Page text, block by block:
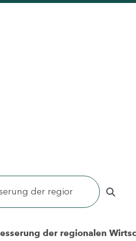
der regionalen